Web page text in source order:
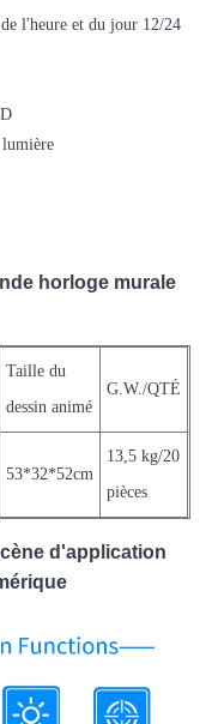
l'heure et du jour 12/24
horloge murale
Taille du
dessin animé
G.W./QTÉ
53*32*52cm
13,5 kg/20
pièces
d'application